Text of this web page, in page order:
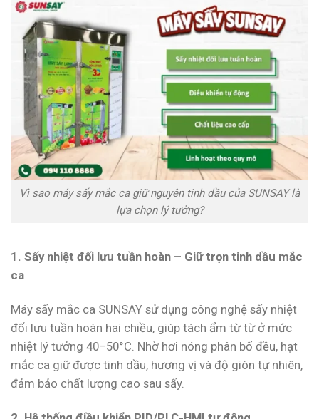
Vì sao máy sấy mắc ca giữ nguyên tinh dầu của SUNSAY là
lựa chọn lý tưởng?
1. Sấy nhiệt đối lưu tuần hoàn – Giữ trọn tinh dầu mắc
ca
Máy sấy mắc ca SUNSAY sử dụng công nghệ sấy nhiệt
đối lưu tuần hoàn hai chiều, giúp tách ẩm từ từ ở mức
nhiệt lý tưởng 40–50°C. Nhờ hơi nóng phân bổ đều, hạt
mắc ca giữ được tinh dầu, hương vị và độ giòn tự nhiên,
đảm bảo chất lượng cao sau sấy.